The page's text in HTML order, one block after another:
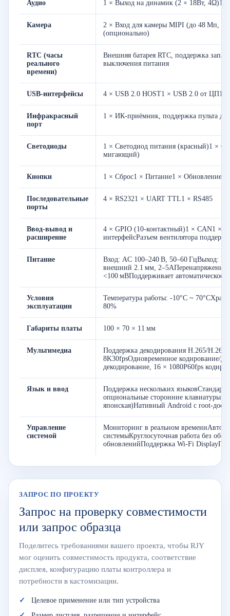
Аудио 1 × Выход на динамик (2 × 18Вт, 4Ω)1
Камера
2 × Вход для камеры MIPI (до 48 Мп,
(опционально)
RTC (часы
реального
времени)
Внешняя батарея RTC, поддержка
выключения питания
USB-интерфейсы 4 × USB 2.0 HOST1 × USB 2.0 от ЦП1
Инфракрасный
порт
1 × ИК-приёмник, поддержка пульта
Светодиоды
1 × Светодиод питания (красный)1 ×
мигающий)
Кнопки 1 × Сброс1 × Питание1 × Обновление
Последовательные
порты
4 × RS2321 × UART TTL1 × RS485
Ввод-вывод и
расширение
4 × GPIO (10-контактный)1 × CAN1 ×
интерфейсРазъем вентилятора
Питание
Вход: AC 100–240 В, 50–60 ГцВыход:
внешний 2.1 мм, 2–5АПеренапряжение
<100 мВПоддерживает автоматическое
Условия
эксплуатации
Температура работы: -10°C ~
80%
Габариты платы 100 × 70 × 11 мм
Мультимедиа
Поддержка декодирования H.265/
8K30fpsОдновременное кодирование/
декодирование, 16 × 1080P60fps
Язык и ввод
Поддержка нескольких
опциональные сторонние клавиатуры
японская)Нативный Android с root-
Управление
системой
Мониторинг в реальном
системыКруглосуточная работа без
обновленийПоддержка Wi-Fi
ЗАПРОС ПО ПРОЕКТУ
Запрос на проверку совместимости
или запрос образца
Поделитесь требованиями вашего проекта, чтобы RJY
мог оценить совместимость продукта, соответствие
дисплея, конфигурацию платы контроллера и
потребности в кастомизации.
Целевое применение или тип устройства